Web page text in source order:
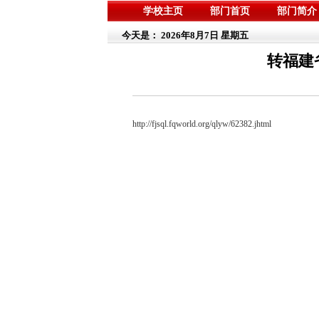
学校主页 部门首页 部门简介
今天是： 2026年8月7日 星期五
转福建
http://fjsql.fqworld.org/qlyw/62382.jhtml